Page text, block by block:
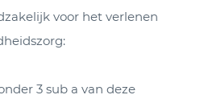
voor het verlenen
3 sub a van deze